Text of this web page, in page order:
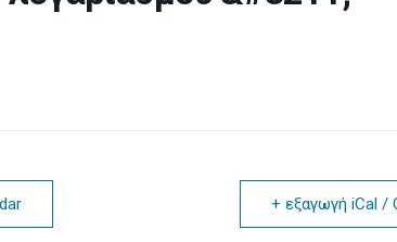
+ εξαγωγή iCal /